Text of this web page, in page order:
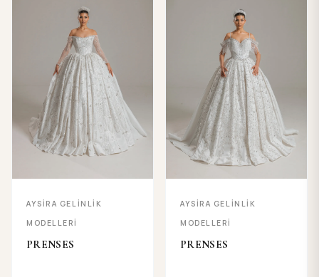
AYSIRA GELINLIK
MODELLERI
PRENSES
AYSIRA GELINLIK
MODELLERI
PRENSES